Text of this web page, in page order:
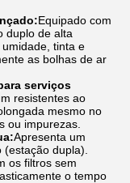
Equipado com
duplo de alta
tinta e
as bolhas de ar
serviços
resistentes ao
mesmo no
ou impurezas.
Apresenta um
dupla).
os filtros sem
o tempo